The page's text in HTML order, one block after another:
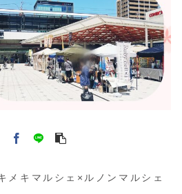
キマルシェ×ルノンマルシェ